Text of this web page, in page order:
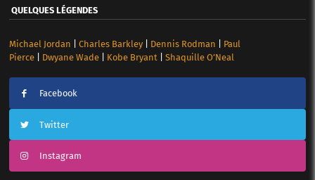
QUELQUES LÉGENDES
Michael Jordan Charles Barkley| Dennis Rodman
Paul
Pierce| Dwyane Wade| Kobe Bryant| Shaquille O’Neal
Facebook
Twitter
Instagram